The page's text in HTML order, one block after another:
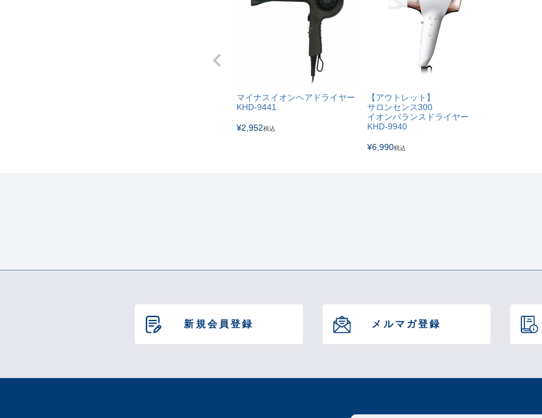
その他機能
コード長
この商品について問い合
マイナスイオンヘアドライヤー
KHD-9441
¥2,952税込
【アウトレット】
サロンセンス300
イオンバランスドライヤー
KHD-9940
¥6,990税込
新規会員登録 メルマガ登録